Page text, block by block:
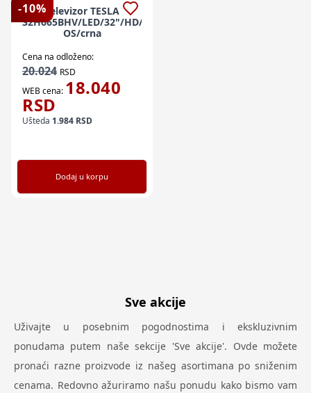
-10%Televizor TESLA
32H665BHV/LED/32"/HD/smart/VIDAA
OS/crna
Cena na odloženo:
20.024 RSD
WEB cena: 18.040
RSD
Ušteda 1.984 RSD
Dodaj u korpu
Sve akcije
Uživajte u posebnim pogodnostima i ekskluzivnim
ponudama putem naše sekcije 'Sve akcije'. Ovde možete
pronaći razne proizvode iz našeg asortimana po sniženim
cenama. Redovno ažuriramo našu ponudu kako bismo vam